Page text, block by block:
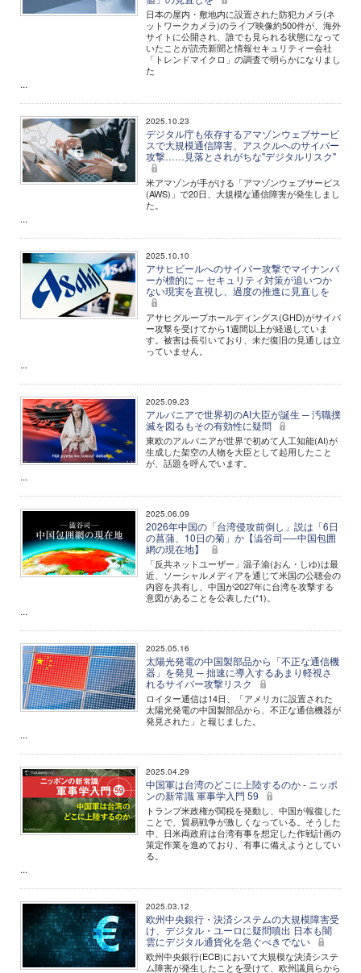
日本の屋内・敷地内に設置された防犯カメラ(ネ
ットワークカメラ)のライブ映像約500件が、海外
サイトに公開され、誰でも見られる状態になって
いたことが読売新聞と情報セキュリティー会社
「トレンドマイクロ」の調査で明らかになりまし
た
...
2025.10.23
デジタル庁も依存するアマゾンウェブサービ
スで大規模通信障害、アスクルへのサイバー
攻撃……見落とされがちな"デジタルリスク"
米アマゾンが手がける「アマゾンウェブサービス
(AWS)」で20日、大規模な通信障害が発生しまし
た。
...
2025.10.10
アサヒビールへのサイバー攻撃でマイナンバ
ーが標的に ─ セキュリティ対策が追いつか
ない現実を直視し、過度の推進に見直しを
アサヒグループホールディングス(GHD)がサイバ
ー攻撃を受けてから1週間以上が経過していま
す。被害は長引いており、未だ復旧の見通しは立
っていません。
...
2025.09.23
アルバニアで世界初のAI大臣が誕生 ─ 汚職撲
滅を図るもその有効性に疑問
東欧のアルバニアが世界で初めて人工知能(AI)が
生成した架空の人物を大臣として起用したこと
が、話題を呼んでいます。
...
2025.06.09
2026年中国の「台湾侵攻前倒し」説は「6日
の菖蒲、10日の菊」か【澁谷司──中国包囲
網の現在地】
「反共ネットユーザー」温子渝(おん・しゆ)は最
近、ソーシャルメディアを通じて米国の公聴会の
内容を共有し、中国が2027年に台湾を攻撃する
意図があることを公表した(*1)。
...
2025.05.16
太陽光発電の中国製部品から「不正な通信機
器」を発見 ─ 拙速に導入するあまり軽視さ
れるサイバー攻撃リスク
ロイター通信は14日、「アメリカに設置された
太陽光発電の中国製部品から、不正な通信機器が
発見された」と報じました。
...
2025.04.29
中国軍は台湾のどこに上陸するのか - ニッポ
ンの新常識 軍事学入門 59
トランプ米政権が関税を発動し、中国が報復した
ことで、貿易戦争が激しくなっている。そうした
中、日米両政府は台湾有事を想定した作戦計画の
策定作業を進めており、有事に備えようとしてい
る。
...
2025.03.12
欧州中央銀行・決済システムの大規模障害受
け、デジタル・ユーロに疑問噴出 日本も闇
雲にデジタル通貨化を急ぐべきでない
欧州中央銀行(ECB)において大規模な決済システ
ム障害が発生したことを受けて、欧州議員らから